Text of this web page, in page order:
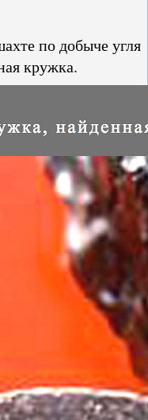
по добыче угля
кружка.